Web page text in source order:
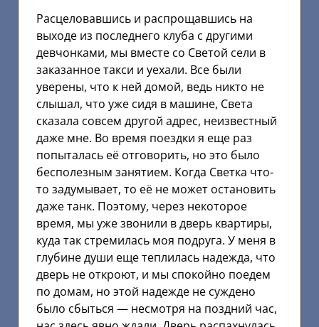
Расцеловавшись и распрощавшись на
выходе из последнего клуба с другими
девчонками, мы вместе со Светой сели в
заказанное такси и уехали. Все были
уверены, что к ней домой, ведь никто не
слышал, что уже сидя в машине, Света
сказала совсем другой адрес, неизвестный
даже мне. Во время поездки я еще раз
попыталась её отговорить, но это было
бесполезным занятием. Когда Светка что-
то задумывает, то её не может остановить
даже танк. Поэтому, через некоторое
время, мы уже звонили в дверь квартиры,
куда так стремилась моя подруга. У меня в
глубине души еще теплилась надежда, что
дверь не откроют, и мы спокойно поедем
по домам, но этой надежде не суждено
было сбыться — несмотря на поздний час,